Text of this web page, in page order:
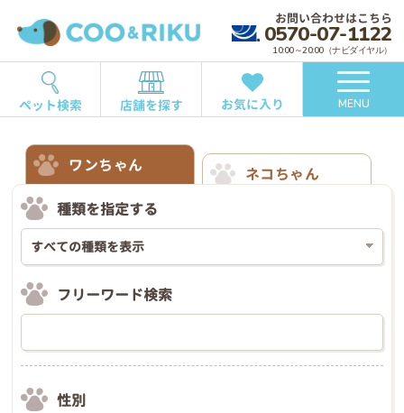
お問い合わせはこちら
0570-07-1122
10:00～20:00（ナビダイヤル）
ペット検索 店舗を探す お気に入り MENU
ワンちゃん
ネコちゃん
種類を指定する
フリーワード検索
性別